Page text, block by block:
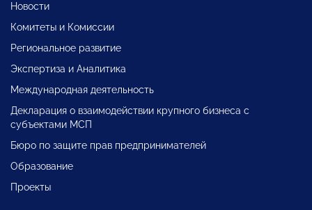
Новости
Комитеты и Комиссии
Региональное развитие
Экспертиза и Аналитика
Международная деятельность
Декларация о взаимодействии крупного бизнеса с
субъектами МСП
Бюро по защите прав предпринимателей
Образование
Проекты